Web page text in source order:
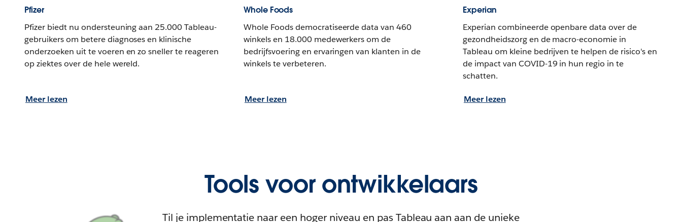
Pfizer
Pfizer biedt nu ondersteuning aan 25.000 Tableau-
gebruikers om betere diagnoses en klinische
onderzoeken uit te voeren en zo sneller te reageren
op ziektes over de hele wereld.
Meer lezen
Whole Foods
Whole Foods democratiseerde data van 460
winkels en 18.000 medewerkers om de
bedrijfsvoering en ervaringen van klanten in de
winkels te verbeteren.
Meer lezen
Experian
Experian combineerde openbare data over de
gezondheidszorg en de macro-economie in
Tableau om kleine bedrijven te helpen de risico's en
de impact van COVID-19 in hun regio in te
schatten.
Meer lezen
Tools voor ontwikkelaars
Til je implementatie naar een hoger niveau en pas Tableau aan aan de unieke